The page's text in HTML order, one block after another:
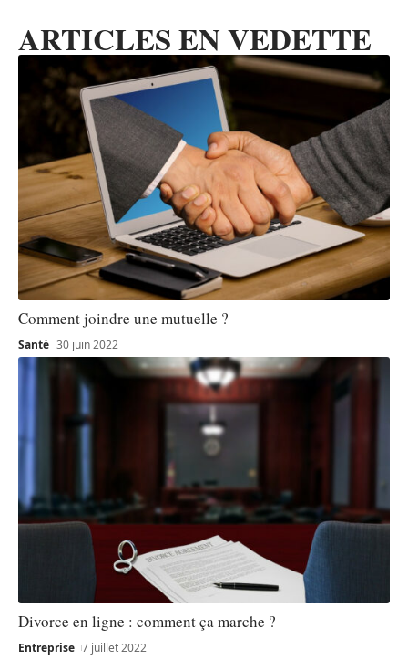
ARTICLES EN VEDETTE
Comment joindre une mutuelle ?
Santé 30 juin 2022
Divorce en ligne : comment ça marche ?
Entreprise 7 juillet 2022